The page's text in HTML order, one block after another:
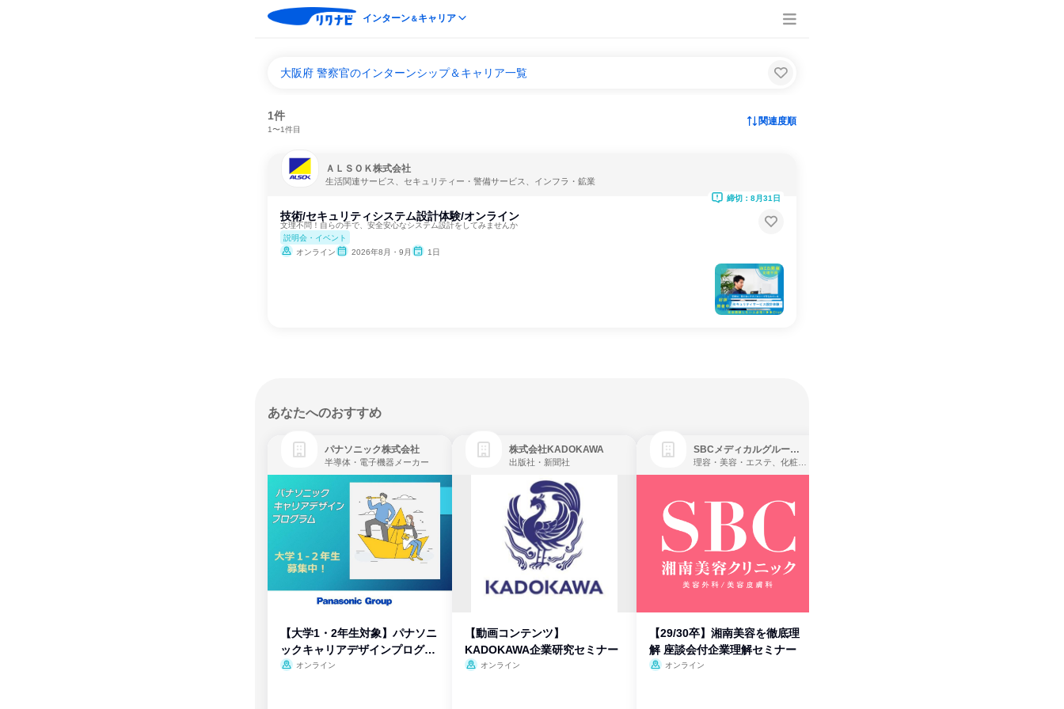
インターン＆キャリア
大阪府 警察官のインターンシップ＆キャリア一覧
1件
1〜1件目
関連度順
ＡＬＳＯＫ株式会社
生活関連サービス、セキュリティー・警備サービス、インフラ・鉱業
技術/セキュリティシステム設計体験/オンライン
文理不問！自らの手で、安全安心なシステム設計をしてみませんか
説明会・イベント
オンライン
2026年8月・9月 1日
締切：8月31日
あなたへのおすすめ
パナソニック株式会社
半導体・電子機器メーカー
【大学1・2年生対象】パナソニ
ックキャリアデザインプログラ
ム
オンライン
株式会社KADOKAWA
出版社・新聞社
【動画コンテンツ】
KADOKAWA企業研究セミナー
オンライン
SBCメディカルグループ株式会社
【29/30卒】湘南美容を徹底理
解 座談会付企業理解セミナー
オンライン